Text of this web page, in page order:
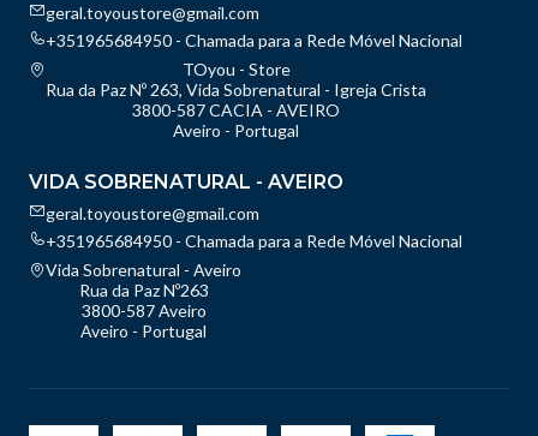
geral.toyoustore@gmail.com
+351965684950 - Chamada para a Rede Móvel Nacional
TOyou - Store
Rua da Paz Nº 263, Vida Sobrenatural - Igreja Crista
3800-587 CACIA - AVEIRO
Aveiro - Portugal
VIDA SOBRENATURAL - AVEIRO
geral.toyoustore@gmail.com
+351965684950 - Chamada para a Rede Móvel Nacional
Vida Sobrenatural - Aveiro
Rua da Paz Nº263
3800-587 Aveiro
Aveiro - Portugal